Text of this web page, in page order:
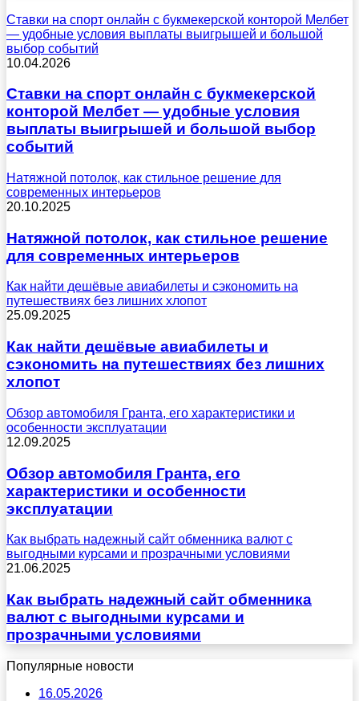
Ставки на спорт онлайн с букмекерской конторой Мелбет
— удобные условия выплаты выигрышей и большой
выбор событий
10.04.2026
Ставки на спорт онлайн с букмекерской
конторой Мелбет — удобные условия
выплаты выигрышей и большой выбор
событий
Натяжной потолок, как стильное решение для
современных интерьеров
20.10.2025
Натяжной потолок, как стильное решение
для современных интерьеров
Как найти дешёвые авиабилеты и сэкономить на
путешествиях без лишних хлопот
25.09.2025
Как найти дешёвые авиабилеты и
сэкономить на путешествиях без лишних
хлопот
Обзор автомобиля Гранта, его характеристики и
особенности эксплуатации
12.09.2025
Обзор автомобиля Гранта, его
характеристики и особенности
эксплуатации
Как выбрать надежный сайт обменника валют с
выгодными курсами и прозрачными условиями
21.06.2025
Как выбрать надежный сайт обменника
валют с выгодными курсами и
прозрачными условиями
Популярные новости
16.05.2026